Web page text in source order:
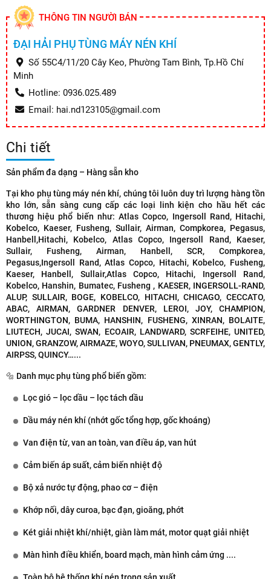
THÔNG TIN NGƯỜI BÁN
ĐẠI HẢI PHỤ TÙNG MÁY NÉN KHÍ
Số 55C4/11/20 Cây Keo, Phường Tam Bình, Tp.Hồ Chí
Minh
Hotline: 0936.025.489
Email: hai.nd123105@gmail.com
Chi tiết
Sản phẩm đa dạng – Hàng sẵn kho
Tại kho phụ tùng máy nén khí, chúng tôi luôn duy trì lượng hàng tồn
kho lớn, sẵn sàng cung cấp các loại linh kiện cho hầu hết các
thương hiệu phổ biến như:Atlas Copco, Ingersoll Rand, Hitachi,
Kobelco, Kaeser, Fusheng, Sullair, Airman, Compkorea, Pegasus,
Hanbell,Hitachi, Kobelco, Atlas Copco, Ingersoll Rand, Kaeser,
Sullair, Fusheng, Airman, Hanbell, SCR, Compkorea,
Pegasus,Ingersoll Rand, Atlas Copco, Hitachi, Kobelco, Fusheng,
Kaeser, Hanbell, Sullair,Atlas Copco, Hitachi, Ingersoll Rand,
Kobelco, Hanshin, Bumatec, Fusheng , KAESER, INGERSOLL-RAND,
ALUP, SULLAIR, BOGE, KOBELCO, HITACHI, CHICAGO, CECCATO,
ABAC, AIRMAN, GARDNER DENVER, LEROI, JOY, CHAMPION,
WORTHINGTON, BUMA, HANSHIN, FUSHENG, XINRAN, BOLAITE,
LIUTECH, JUCAI, SWAN, ECOAIR, LANDWARD, SCRFEIHE, UNITED,
UNION, GRANZOW, AIRMAZE, WOYO, SULLIVAN, PNEUMAX, GENTLY,
AIRPSS, QUINCY…...
🔩 Danh mục phụ tùng phổ biến gồm:
Lọc gió – lọc dầu – lọc tách dầu
Dầu máy nén khí (nhớt gốc tổng hợp, gốc khoáng)
Van điện từ, van an toàn, van điều áp, van hút
Cảm biến áp suất, cảm biến nhiệt độ
Bộ xả nước tự động, phao cơ – điện
Khớp nối, dây curoa, bạc đạn, gioăng, phớt
Két giải nhiệt khí/nhiệt, giàn làm mát, motor quạt giải nhiệt
Màn hình điều khiển, board mạch, màn hình cảm ứng ....